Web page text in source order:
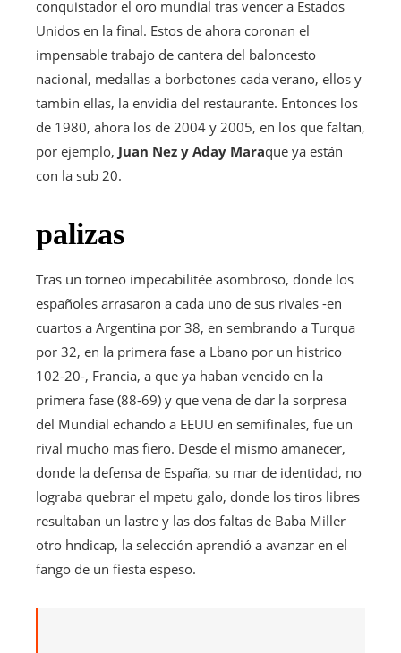
conquistador el oro mundial tras vencer a Estados
Unidos en la final. Estos de ahora coronan el
impensable trabajo de cantera del baloncesto
nacional, medallas a borbotones cada verano, ellos y
tambin ellas, la envidia del restaurante. Entonces los
de 1980, ahora los de 2004 y 2005, en los que faltan,
por ejemplo, Juan Nez y Aday Maraque ya están
con la sub 20.
palizas
Tras un torneo impecabilitée asombroso, donde los
españoles arrasaron a cada uno de sus rivales -en
cuartos a Argentina por 38, en sembrando a Turqua
por 32, en la primera fase a Lbano por un histrico
102-20-, Francia, a que ya haban vencido en la
primera fase (88-69) y que vena de dar la sorpresa
del Mundial echando a EEUU en semifinales, fue un
rival mucho mas fiero. Desde el mismo amanecer,
donde la defensa de España, su mar de identidad, no
lograba quebrar el mpetu galo, donde los tiros libres
resultaban un lastre y las dos faltas de Baba Miller
otro hndicap, la selección aprendió a avanzar en el
fango de un fiesta espeso.